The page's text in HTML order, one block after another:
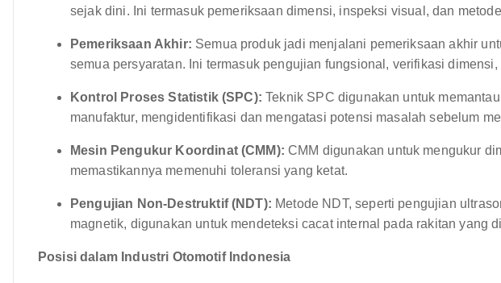
sejak dini. Ini termasuk pemeriksaan dimensi, inspeksi visual, dan
Pemeriksaan Akhir: Semua produk jadi menjalani pemeriksaan akhir
semua persyaratan. Ini termasuk pengujian fungsional, verifikasi
Kontrol Proses Statistik (SPC): Teknik SPC digunakan untuk
manufaktur, mengidentifikasi dan mengatasi potensi masalah sebelum
Mesin Pengukur Koordinat (CMM): CMM digunakan untuk mengukur
memastikannya memenuhi toleransi yang ketat.
Pengujian Non-Destruktif (NDT): Metode NDT, seperti pengujian
magnetik, digunakan untuk mendeteksi cacat internal pada rakitan yang
Posisi dalam Industri Otomotif Indonesia